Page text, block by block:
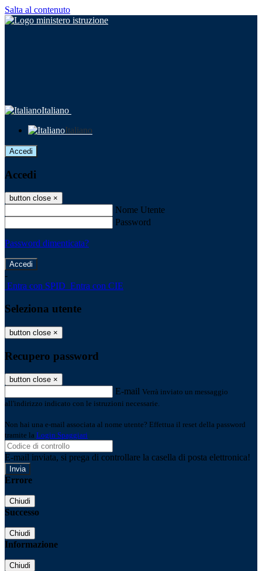
Salta al contenuto
Italiano
Italiano
Accedi
Accedi
button close ×
Nome Utente
Password
Password dimenticata?
-
Entra con SPID Entra con CIE
Seleziona utente
button close ×
Recupero password
button close ×
E-mail Verrà inviato un messaggio
all'indirizzo indicato con le istruzioni necessarie.
Non hai una e-mail associata al nome utente? Effettua il reset della password
tramite la Login Spaggiari
E-mail inviata, si prega di controllare la casella di posta elettronica!
Errore
Chiudi
Successo
Chiudi
Informazione
Chiudi